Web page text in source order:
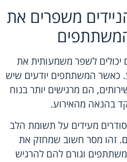
משפרים את
המשתתפים
יכולים לשפר משמעותית את
כאשר המשתתפים יודעים שיש
הם מרגישים יותר בנוח
בהנאה מהאירוע.
מעידים על תשומת הלב
זהו מסר חשוב שמחזק את
וגורם להם להרגיש